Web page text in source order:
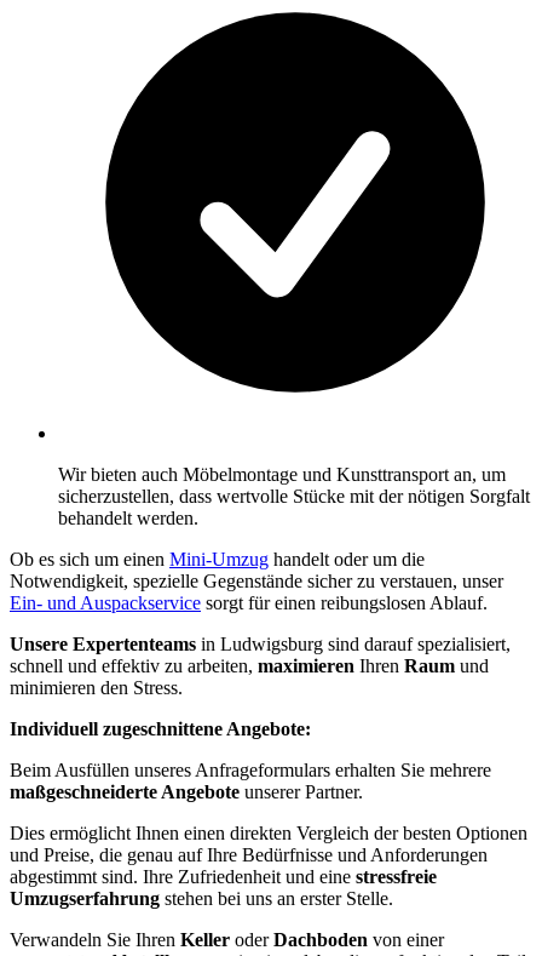
Wir bieten auch Möbelmontage und Kunsttransport an, um
sicherzustellen, dass wertvolle Stücke mit der nötigen Sorgfalt
behandelt werden.
Ob es sich um einen Mini-Umzug handelt oder um die
Notwendigkeit, spezielle Gegenstände sicher zu verstauen, unser
Ein- und Auspackservice sorgt für einen reibungslosen Ablauf.
Unsere Expertenteams in Ludwigsburg sind darauf spezialisiert,
schnell und effektiv zu arbeiten, maximieren Ihren Raum und
minimieren den Stress.
Individuell zugeschnittene Angebote:
Beim Ausfüllen unseres Anfrageformulars erhalten Sie mehrere
maßgeschneiderte Angebote unserer Partner.
Dies ermöglicht Ihnen einen direkten Vergleich der besten Optionen
und Preise, die genau auf Ihre Bedürfnisse und Anforderungen
abgestimmt sind. Ihre Zufriedenheit und eine stressfreie
Umzugserfahrung stehen bei uns an erster Stelle.
Verwandeln Sie Ihren Keller oderDachboden von einer